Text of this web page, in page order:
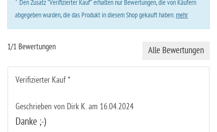
* Den Zusatz “Verifizierter Kauf” erhalten nur Bewertungen, die von Käufern
abgegeben wurden, die das Produkt in diesem Shop gekauft haben.mehr
1/1 Bewertungen Alle Bewertungen
Verifizierter Kauf *
Geschrieben von Dirk K. am 16.04.2024
Danke ;-)